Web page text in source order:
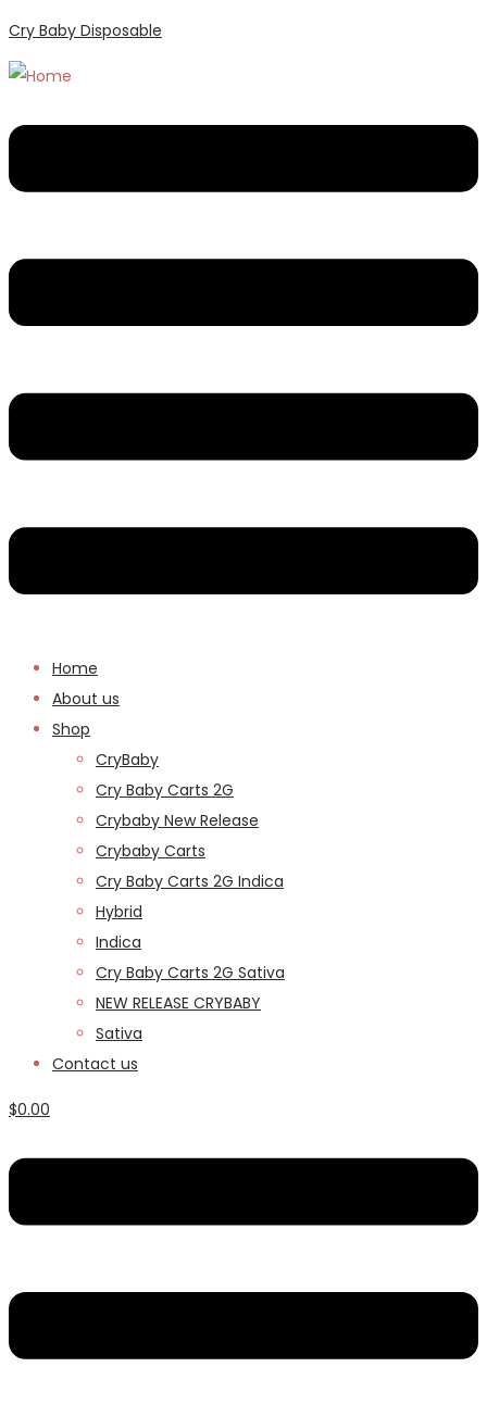
Cry Baby Disposable
Home
About us
Shop
CryBaby
Cry Baby Carts 2G
Crybaby New Release
Crybaby Carts
Cry Baby Carts 2G Indica
Hybrid
Indica
Cry Baby Carts 2G Sativa
NEW RELEASE CRYBABY
Sativa
Contact us
$0.00